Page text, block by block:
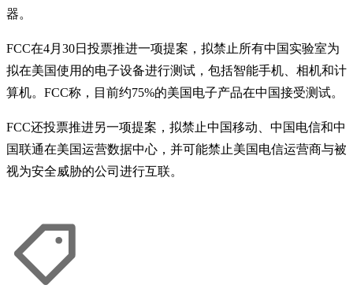
器。
FCC在4月30日投票推进一项提案，拟禁止所有中国实验室为
拟在美国使用的电子设备进行测试，包括智能手机、相机和计
算机。FCC称，目前约75%的美国电子产品在中国接受测试。
FCC还投票推进另一项提案，拟禁止中国移动、中国电信和中
国联通在美国运营数据中心，并可能禁止美国电信运营商与被
视为安全威胁的公司进行互联。